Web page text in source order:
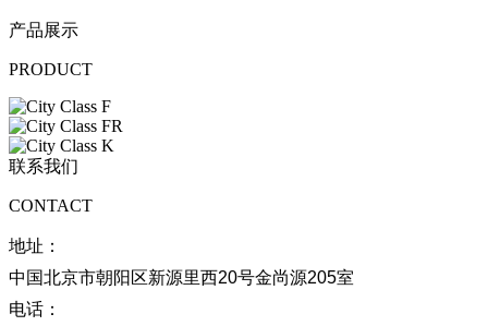
产品展示
PRODUCT
联系我们
CONTACT
地址：
中国北京市朝阳区新源里西20号金尚源205室
电话：